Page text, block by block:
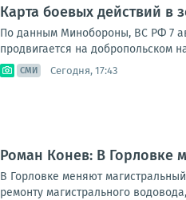
Карта боевых действий в
По данным Минобороны, ВС РФ 7
продвигается на добропольском
СМИ Сегодня, 17:43
Роман Конев: В Горловке
В Горловке меняют
ремонту магистрального